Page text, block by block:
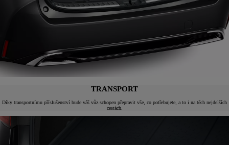
TRANSPORT
Díky transportnímu příslušenství bude váš vůz schopen přepravit vše, co potřebujete, a to i na těch nejdelších
cestách.